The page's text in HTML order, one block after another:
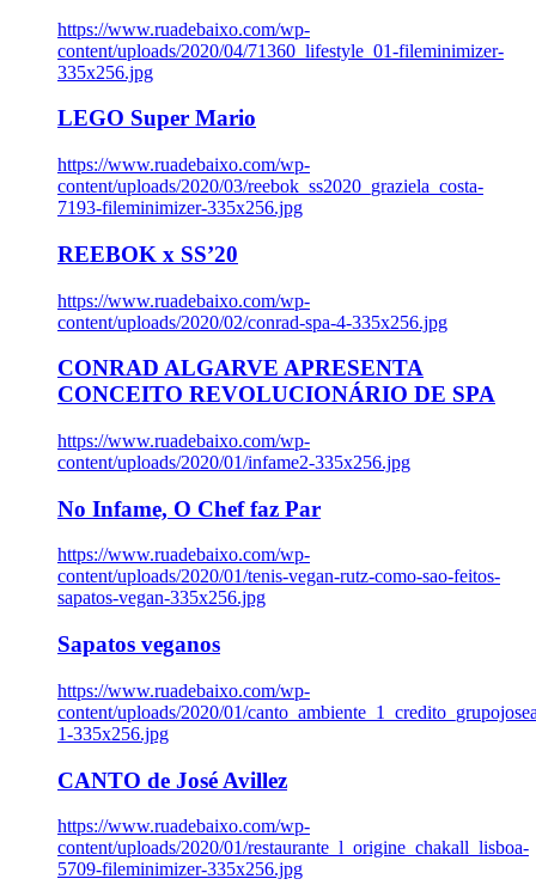
https://www.ruadebaixo.com/wp-
content/uploads/2020/04/71360_lifestyle_01-fileminimizer-
335x256.jpg
LEGO Super Mario
https://www.ruadebaixo.com/wp-
content/uploads/2020/03/reebok_ss2020_graziela_costa-
7193-fileminimizer-335x256.jpg
REEBOK x SS’20
https://www.ruadebaixo.com/wp-
content/uploads/2020/02/conrad-spa-4-335x256.jpg
CONRAD ALGARVE APRESENTA
CONCEITO REVOLUCIONÁRIO DE SPA
https://www.ruadebaixo.com/wp-
content/uploads/2020/01/infame2-335x256.jpg
No Infame, O Chef faz Par
https://www.ruadebaixo.com/wp-
content/uploads/2020/01/tenis-vegan-rutz-como-sao-feitos-
sapatos-vegan-335x256.jpg
Sapatos veganos
https://www.ruadebaixo.com/wp-
content/uploads/2020/01/
1-335x256.jpg
CANTO de José Avillez
https://www.ruadebaixo.com/wp-
content/uploads/2020/01/restaurante_l_origine_chakall_lisboa-
5709-fileminimizer-335x256.jpg